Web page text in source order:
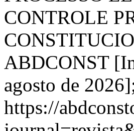
CONTROLE
ABDCONST
agosto de
https://